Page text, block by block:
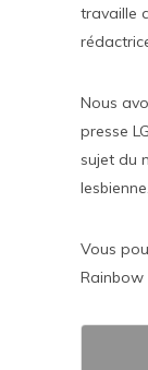
travaille
Nous
presse
sujet du
lesbienne.
Vous
Rainbow